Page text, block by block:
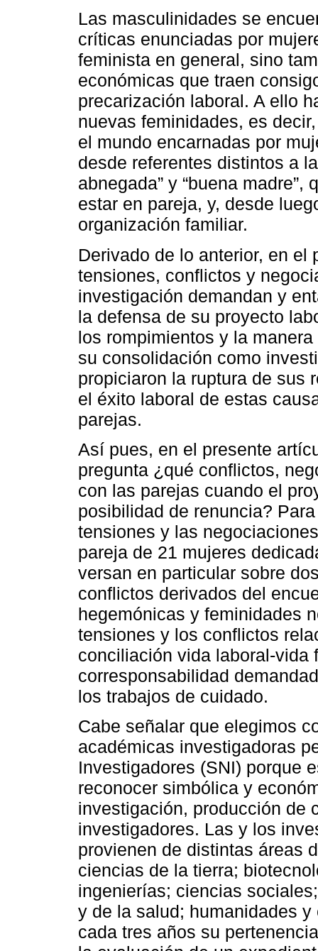
Las masculinidades se
críticas enunciadas por
feminista en general, sino
económicas que traen
precarización laboral. A ello
nuevas feminidades, es
el mundo encarnadas por
desde referentes distintos a
abnegada” y “buena madre”,
estar en pareja, y, desde
organización familiar.
Derivado de lo anterior, en el
tensiones, conflictos y
investigación demandan y
la defensa de su proyecto
los rompimientos y la
su consolidación como
propiciaron la ruptura de sus
el éxito laboral de estas
parejas.
Así pues, en el presente
pregunta ¿qué conflictos,
con las parejas cuando el
posibilidad de renuncia?
tensiones y las
pareja de 21 mujeres
versan en particular sobre
conflictos derivados del
hegemónicas y feminidades
tensiones y los conflictos
conciliación vida laboral-vida
corresponsabilidad
los trabajos de cuidado.
Cabe señalar que elegimos
académicas investigadoras
Investigadores (SNI) porque
reconocer simbólica y
investigación, producción de
investigadores. Las y los
provienen de distintas áreas
ciencias de la tierra;
ingenierías; ciencias
y de la salud; humanidades
cada tres años su